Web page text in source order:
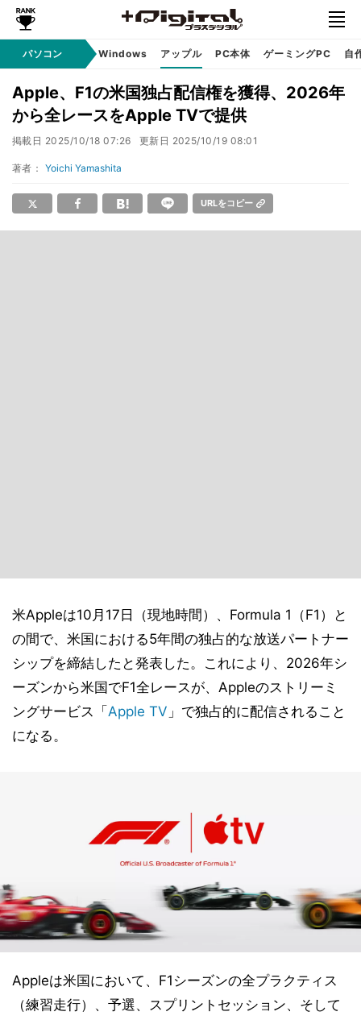
パソコン Windows アップル PC本体 ゲーミングPC 自
Apple、F1の米国独占配信権を獲得、2026年
から全レースをApple TVで提供
掲載日 2025/10/18 07:26 更新日 2025/10/19 08:01
著者： Yoichi Yamashita
URLをコピー
米Appleは10月17日（現地時間）、Formula 1（F1）と
の間で、米国における5年間の独占的な放送パートナー
シップを締結したと発表した。これにより、2026年シ
ーズンから米国でF1全レースが、Appleのストリーミ
ングサービス「 Apple TV 」で独占的に配信されること
になる。
Appleは米国において、F1シーズンの全プラクティス
（練習走行）、予選、スプリントセッション、そして